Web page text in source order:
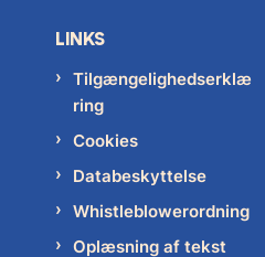
LINKS
Tilgængelighedserklæ
ring
Cookies
Databeskyttelse
Whistleblowerordning
Oplæsning af tekst